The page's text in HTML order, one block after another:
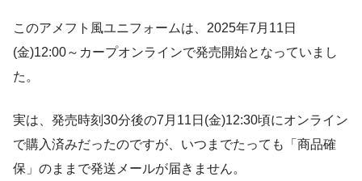
このアメフト風ユニフォームは、2025年7月11日
(金)12:00～カープオンラインで発売開始となっていまし
た。
実は、発売時刻30分後の7月11日(金)12:30頃にオンライン
で購入済みだったのですが、いつまでたっても「商品確
保」のままで発送メールが届きません。